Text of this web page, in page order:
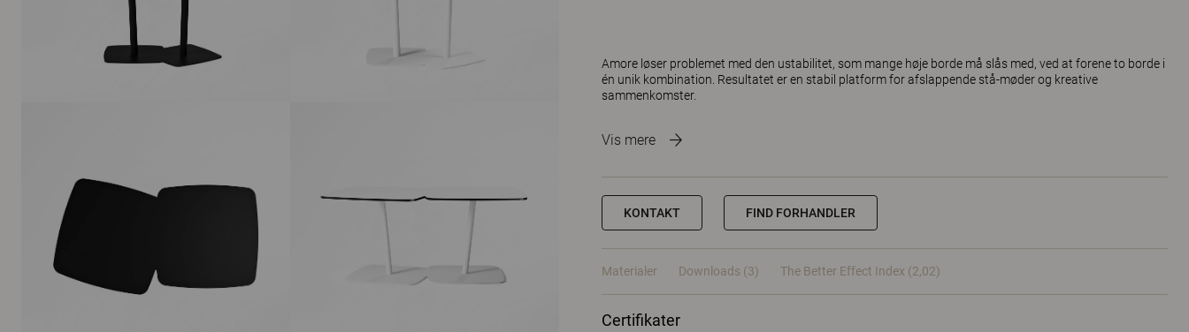
Amore løser problemet med den ustabilitet, som mange høje borde må slås med, ved at forene to borde i
én unik kombination. Resultatet er en stabil platform for afslappende stå-møder og kreative
sammenkomster.
Vis mere
KONTAKT FIND FORHANDLER
Materialer Downloads (3) The Better Effect Index (2,02)
Certifikater